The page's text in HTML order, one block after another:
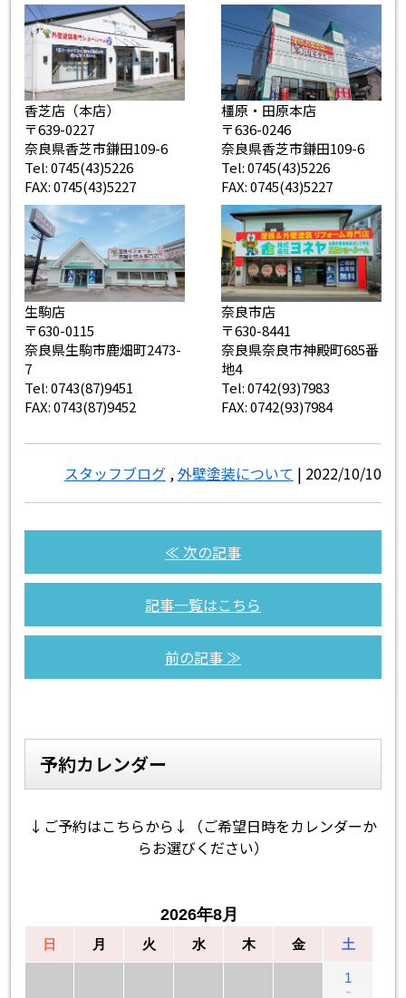
香芝店（本店）
〒639-0227
奈良県香芝市鎌田109-6
Tel: 0745(43)5226
FAX: 0745(43)5227
橿原・田原本店
〒636-0246
奈良県香芝市鎌田109-6
Tel: 0745(43)5226
FAX: 0745(43)5227
生駒店
〒630-0115
奈良県生駒市鹿畑町2473-
7
Tel: 0743(87)9451
FAX: 0743(87)9452
奈良市店
〒630-8441
奈良県奈良市神殿町685番
地4
Tel: 0742(93)7983
FAX: 0742(93)7984
スタッフブログ, 外壁塗装について | 2022/10/10
≪ 次の記事
記事一覧はこちら
前の記事 ≫
予約カレンダー
↓ご予約はこちらから↓（ご希望日時をカレンダーか
らお選びください）
2026年8月
日 月 火 水 木 金 土
1
－